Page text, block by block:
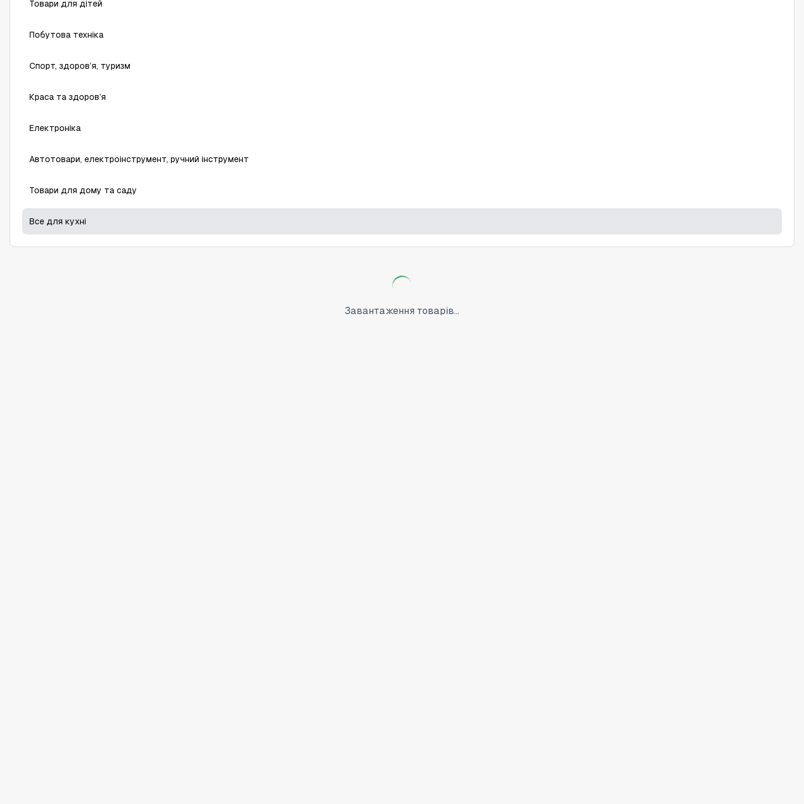
Товари для дітей
Побутова техніка
Спорт, здоров’я, туризм
Краса та здоров’я
Електроніка
Автотовари, електроінструмент, ручний інструмент
Товари для дому та саду
Все для кухні
Завантаження товарів...